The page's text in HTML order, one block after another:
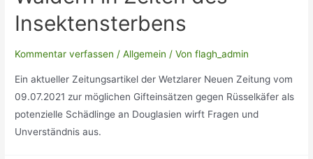
Insektensterbens
Kommentar verfassen /Allgemein / Vonflagh_admin
Ein aktueller Zeitungsartikel der Wetzlarer Neuen Zeitung vom
09.07.2021 zur möglichen Gifteinsätzen gegen Rüsselkäfer als
potenzielle Schädlinge an Douglasien wirft Fragen und
Unverständnis aus.